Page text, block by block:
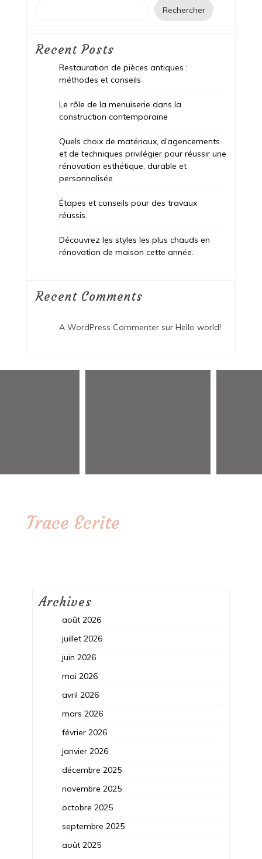
Rechercher
Recent Posts
Restauration de pièces antiques :
méthodes et conseils
Le rôle de la menuiserie dans la
construction contemporaine
Quels choix de matériaux, d’agencements
et de techniques privilégier pour réussir une
rénovation esthétique, durable et
personnalisée
Étapes et conseils pour des travaux
réussis.
Découvrez les styles les plus chauds en
rénovation de maison cette année.
Recent Comments
A WordPress Commentersur Hello world!
Trace Ecrite
Archives
août 2026
juillet 2026
juin 2026
mai 2026
avril 2026
mars 2026
février 2026
janvier 2026
décembre 2025
novembre 2025
octobre 2025
septembre 2025
août 2025